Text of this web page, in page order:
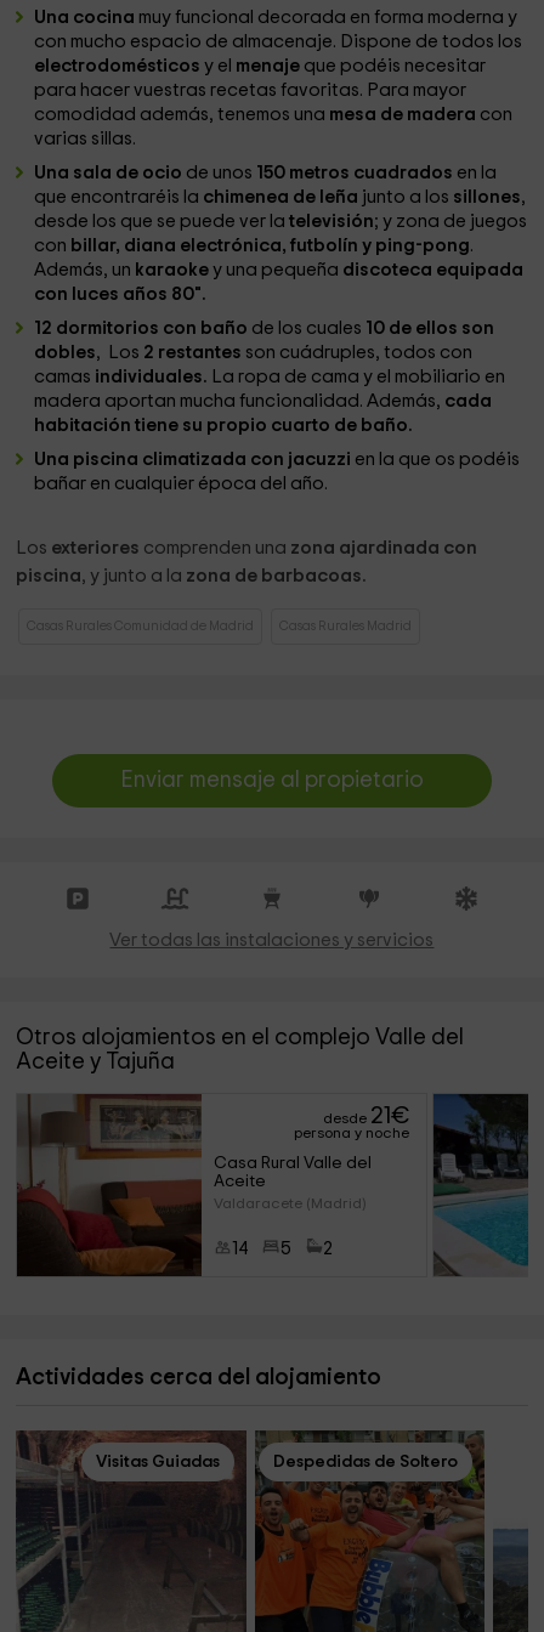
Una cocina muy funcional decorada en forma moderna y
con mucho espacio de almacenaje. Dispone de todos los
electrodomésticosy el menaje que podéis necesitar
para hacer vuestras recetas favoritas. Para mayor
comodidad además, tenemos una mesa de madera con
varias sillas.
Una sala de ocio de unos 150 metros cuadrados en la
que encontraréis la chimenea de leña junto a los sillones,
desde los que se puede ver latelevisión; y zona de juegos
con billar, diana electrónica, futbolín y ping-pong.
Además, un karaokey una pequeña discoteca equipada
con luces años 80".
12 dormitorios con baño de los cuales 10 de ellos son
dobles, Los 2 restantes son cuádruples, todos con
camas individuales. La ropa de cama y el mobiliario en
madera aportan mucha funcionalidad. Además, cada
habitación tiene su propio cuarto de baño.
Una piscina climatizada con jacuzzi en la que os podéis
bañar en cualquier época del año.
Los exteriores comprenden una zona ajardinada con
piscina, y junto a la zona de barbacoas.
Casas Rurales Comunidad de Madrid Casas Rurales Madrid
Enviar mensaje al propietario
Ver todas las instalaciones y servicios
Otros alojamientos en el complejo Valle del
Aceite y Tajuña
desde 21€
persona y noche
Casa Rural Valle del
Aceite
Valdaracete (Madrid)
14 5 2
Actividades cerca del alojamiento
Visitas Guiadas Despedidas de Soltero